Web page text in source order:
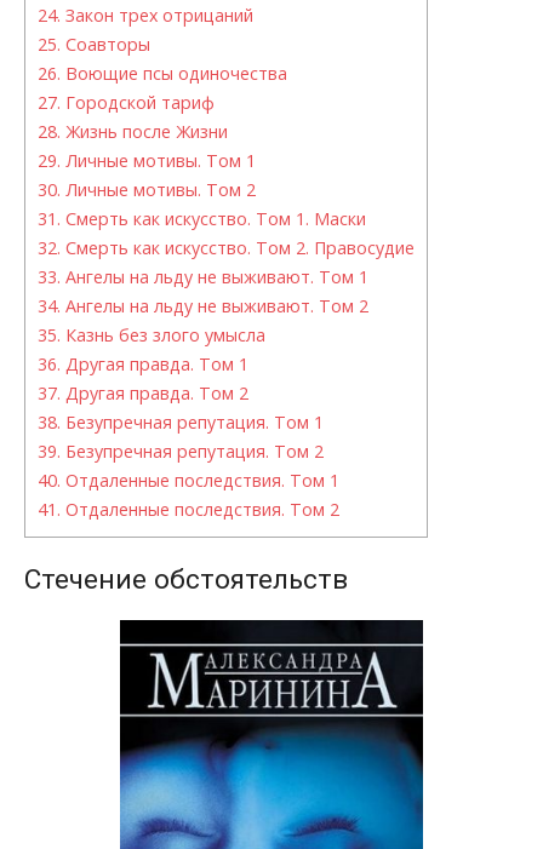
24. Закон трех отрицаний
25. Соавторы
26. Воющие псы одиночества
27. Городской тариф
28. Жизнь после Жизни
29. Личные мотивы. Том 1
30. Личные мотивы. Том 2
31. Смерть как искусство. Том 1. Маски
32. Смерть как искусство. Том 2. Правосудие
33. Ангелы на льду не выживают. Том 1
34. Ангелы на льду не выживают. Том 2
35. Казнь без злого умысла
36. Другая правда. Том 1
37. Другая правда. Том 2
38. Безупречная репутация. Том 1
39. Безупречная репутация. Том 2
40. Отдаленные последствия. Том 1
41. Отдаленные последствия. Том 2
Стечение обстоятельств